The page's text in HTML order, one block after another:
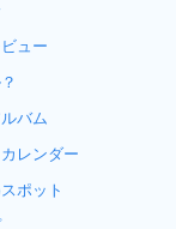
ュー
バム
レンダー
ポット